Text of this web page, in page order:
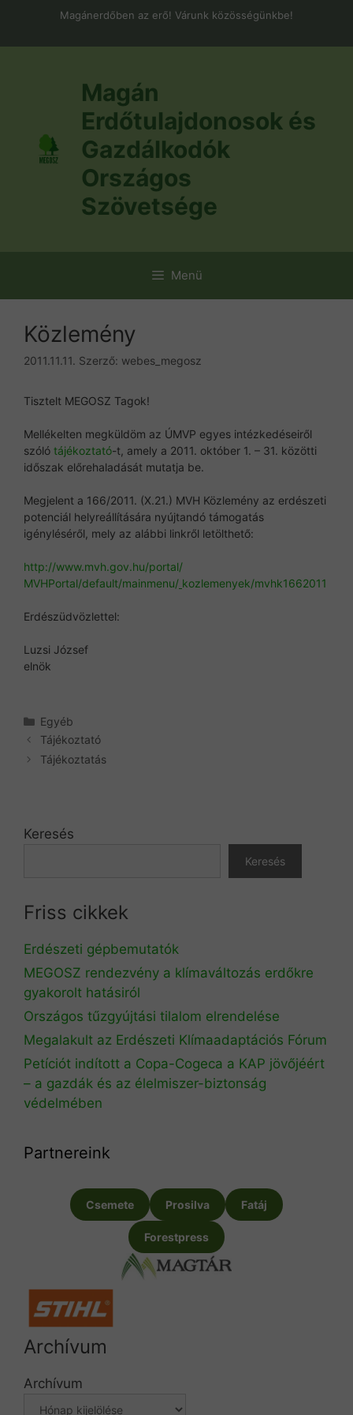
Magánerdőben az erő! Várunk közösségünkbe!
Magán
Erdőtulajdonosok és
Gazdálkodók
Országos
Szövetsége
Menü
Közlemény
2011.11.11. Szerző: webes_megosz
Tisztelt MEGOSZ Tagok!
Mellékelten megküldöm az ÚMVP egyes intézkedéseiről
szóló tájékoztató-t, amely a 2011. október 1. – 31. közötti
időszak előrehaladását mutatja be.
Megjelent a 166/2011. (X.21.) MVH Közlemény az erdészeti
potenciál helyreállítására nyújtandó támogatás
igényléséről, mely az alábbi linkről letölthető:
http://www.mvh.gov.hu/portal/
MVHPortal/default/mainmenu/ kozlemenyek/mvhk1662011
Erdészüdvözlettel:
Luzsi József
elnök
Kategória
Egyéb
Tájékoztató
Tájékoztatás
Keresés
Keresés
Friss cikkek
Erdészeti gépbemutatók
MEGOSZ rendezvény a klímaváltozás erdőkre
gyakorolt hatásiról
Országos tűzgyújtási tilalom elrendelése
Megalakult az Erdészeti Klímaadaptációs Fórum
Petíciót indított a Copa-Cogeca a KAP jövőjéért
– a gazdák és az élelmiszer-biztonság
védelmében
Partnereink
Csemete Prosilva Fatáj
Forestpress
Archívum
Archívum